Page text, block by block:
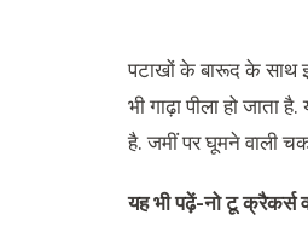
पटाखों के बारूद के साथ
भी गाढ़ा पीला हो
है. जमीं पर घूमने वाली
यह भी पढ़ें-नो टू क्रैकर्स